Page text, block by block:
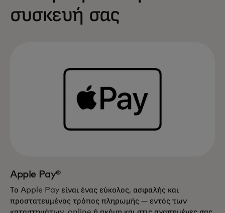
συσκευή σας
Apple Pay®
Το Apple Pay είναι ένας εύκολος, ασφαλής και
προστατευμένος τρόπος πληρωμής — εντός των